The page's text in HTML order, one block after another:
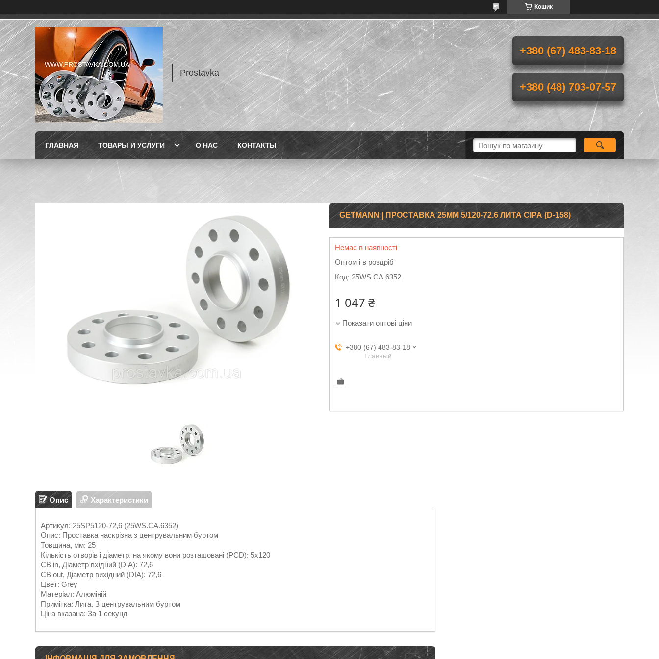
Кошик
Prostavka
+380 (67) 483-83-18
+380 (48) 703-07-57
ГЛАВНАЯ ТОВАРЫ И УСЛУГИ О НАС КОНТАКТЫ
GETMANN | ПРОСТАВКА 25ММ 5/120-72.6 ЛИТА СІРА (D-158)
Немає в наявності
Оптом і в роздріб
Код: 25WS.CA.6352
1 047 ₴
Показати оптові ціни
+380 (67) 483-83-18
Главный
Опис Характеристики
Артикул: 25SP5120-72,6 (25WS.CA.6352)
Опис: Проставка наскрізна з центрувальним буртом
Товщина, мм: 25
Кількість отворів і діаметр, на якому вони розташовані (PCD): 5х120
CB in, Діаметр вхідний (DIA): 72,6
CB out, Діаметр вихідний (DIA): 72,6
Цвет: Grey
Матеріал: Алюміній
Примітка: Лита. З центрувальним буртом
Ціна вказана: За 1 секунд